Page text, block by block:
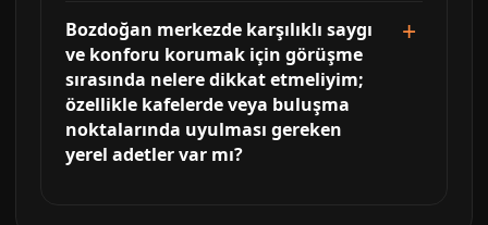
Bozdoğan merkezde karşılıklı saygı
ve konforu korumak için görüşme
sırasında nelere dikkat etmeliyim;
özellikle kafelerde veya buluşma
noktalarında uyulması gereken
yerel adetler var mı?